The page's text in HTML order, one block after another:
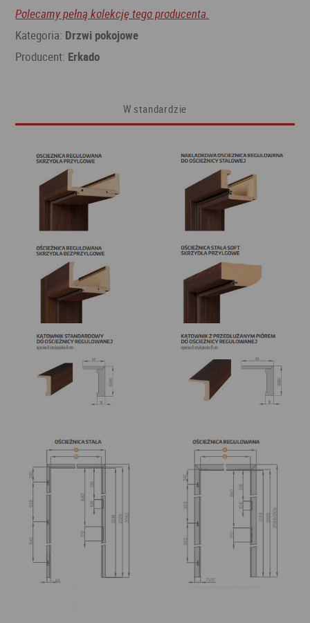
Polecamy pełną kolekcję tego producenta.
Kategoria: Drzwi pokojowe
Producent: Erkado
W standardzie